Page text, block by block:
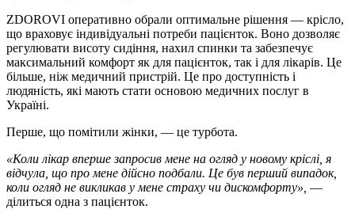
ZDOROVI оперативно обрали оптимальне рішення — крісло,
що враховує індивідуальні потреби пацієнток. Воно дозволяє
регулювати висоту сидіння, нахил спинки та забезпечує
максимальний комфорт як для пацієнток, так і для лікарів. Це
більше, ніж медичний пристрій. Це про доступність і
людяність, які мають стати основою медичних послуг в
Україні.
Перше, що помітили жінки, — це турбота.
«Коли лікар вперше запросив мене на огляд у новому кріслі, я
відчула, що про мене дійсно подбали. Це був перший випадок,
коли огляд не викликав у мене страху чи дискомфорту», —
ділиться одна з пацієнток.